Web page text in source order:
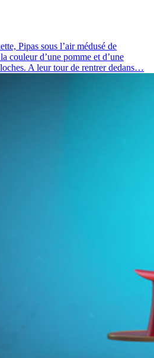
Pipas sous l’air médusé de
couleur d’une pomme et d’une
A leur tour de rentrer dedans…